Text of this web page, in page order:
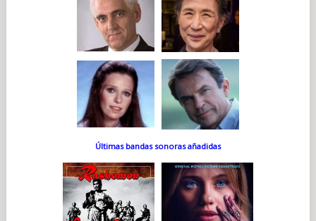
Últimas bandas sonoras añadidas